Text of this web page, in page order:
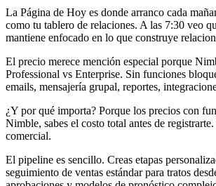
La Página de Hoy es donde arranco cada
como tu tablero de relaciones. A las 7:30 veo
mantiene enfocado en lo que construye
El precio merece mención especial porque
Professional vs Enterprise. Sin funciones
emails, mensajería grupal, reportes,
¿Y por qué importa? Porque los precios con
Nimble, sabes el costo total antes de
comercial.
El pipeline es sencillo. Creas etapas
seguimiento de ventas estándar para tratos